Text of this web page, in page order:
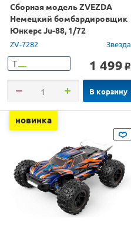
Сборная модель ZVEZDA
Немецкий бомбардировщик
Юнкерс Ju-88, 1/72
ZV-7282 Звезда
Т 1 499 o
В корзину
новинка